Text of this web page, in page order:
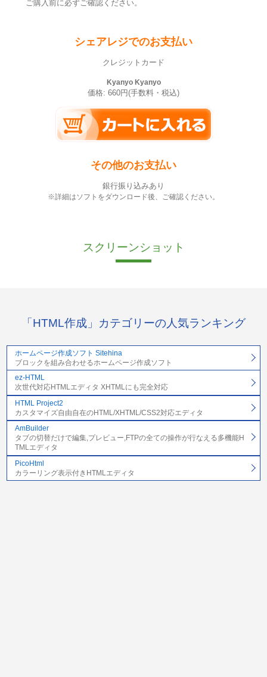
ご購入前に必ずご確認ください。
シェアレジでのお支払い
クレジットカード
Kyanyo Kyanyo
価格: 660円(手数料・税込)
その他のお支払い
銀行振り込みあり
※詳細はソフトをダウンロード後、ご確認ください。
スクリーンショット
「HTML作成」カテゴリーの人気ランキング
ホームページ作成ソフト Sitehina
ブロックを組み合わせるホームページ作成ソフト
ez-HTML
次世代対応HTMLエディタ XHTMLにも完全対応
HTML Project2
カスタマイズ自由自在のHTML/XHTML/CSS2対応エディタ
AmBuilder
タブの切替だけで編集,プレビュー,FTPの全ての操作が行なえる多機能H
TMLエディタ
PicoHtml
カラーリング表示付きHTMLエディタ